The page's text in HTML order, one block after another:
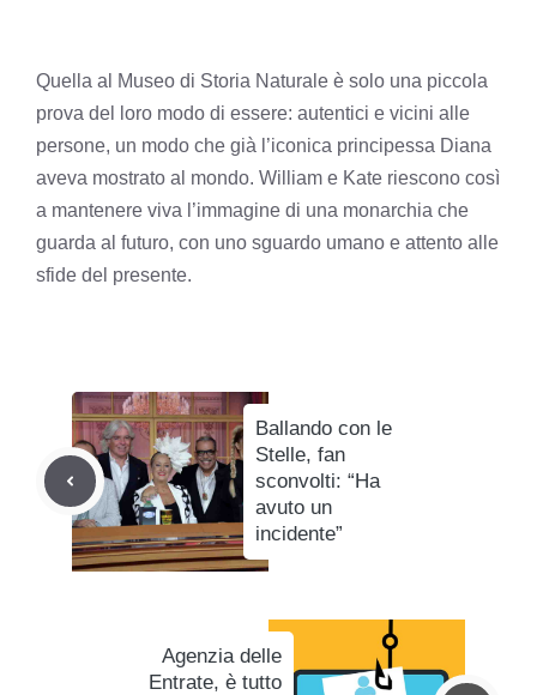
Quella al Museo di Storia Naturale è solo una piccola
prova del loro modo di essere: autentici e vicini alle
persone, un modo che già l’iconica principessa Diana
aveva mostrato al mondo. William e Kate riescono così
a mantenere viva l’immagine di una monarchia che
guarda al futuro, con uno sguardo umano e attento alle
sfide del presente.
Ballando con le
Stelle, fan
sconvolti: “Ha
avuto un
incidente”
Agenzia delle
Entrate, è tutto